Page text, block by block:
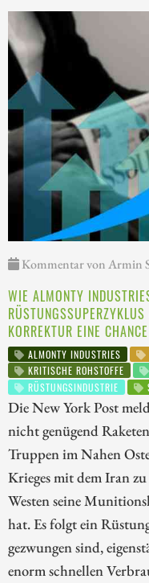
Kommentar von Armin
WIE ALMONTY
KORREKTUR EINE
ALMONTY INDUSTRIES
KRITISCHE ROHSTOFFE
RÜSTUNGSINDUSTRIE
Die New York Post
nicht genügend
Truppen im Nahen
Krieges mit dem Iran
Westen seine
hat. Es folgt ein
gezwungen sind,
enorm schnellen